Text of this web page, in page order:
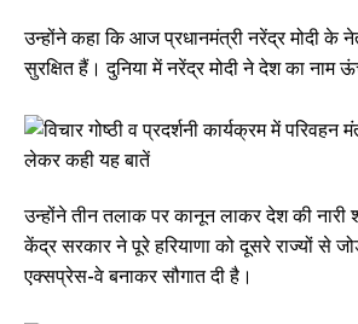
उन्होंने कहा कि आज प्रधानमंत्री नरेंद्र मोदी के
सुरक्षित हैं। दुनिया में नरेंद्र मोदी ने देश का नाम
उन्होंने तीन तलाक पर कानून लाकर देश की नारी
केंद्र सरकार ने पूरे हरियाणा को दूसरे राज्यों से
एक्सप्रेस-वे बनाकर सौगात दी है।